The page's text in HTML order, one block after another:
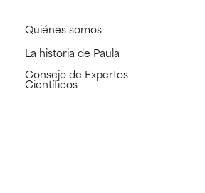
Quiénes somos
La historia de Paula
Consejo de Expertos
Científicos